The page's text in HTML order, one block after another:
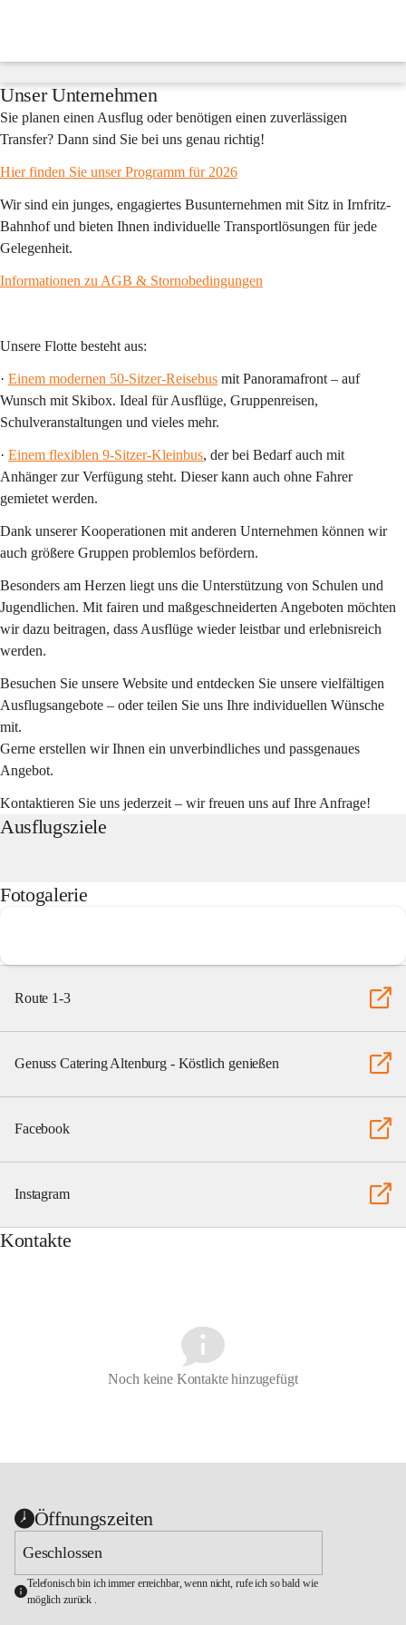
nach
und
mehr...
Unser Unternehmen
Sie planen einen Ausflug oder benötigen einen zuverlässigen
Transfer? Dann sind Sie bei uns genau richtig!
Hier finden Sie unser Programm für 2026
Wir sind ein junges, engagiertes Busunternehmen mit Sitz in Irnfritz-
Bahnhof und bieten Ihnen individuelle Transportlösungen für jede
Gelegenheit.
Informationen zu AGB & Stornobedingungen
Unsere Flotte besteht aus:
· Einem modernen 50-Sitzer-Reisebus mit Panoramafront – auf
Wunsch mit Skibox. Ideal für Ausflüge, Gruppenreisen,
Schulveranstaltungen und vieles mehr.
· Einem flexiblen 9-Sitzer-Kleinbus, der bei Bedarf auch mit
Anhänger zur Verfügung steht. Dieser kann auch ohne Fahrer
gemietet werden.
Dank unserer Kooperationen mit anderen Unternehmen können wir
auch größere Gruppen problemlos befördern.
Besonders am Herzen liegt uns die Unterstützung von Schulen und
Jugendlichen. Mit fairen und maßgeschneiderten Angeboten möchten
wir dazu beitragen, dass Ausflüge wieder leistbar und erlebnisreich
werden.
Besuchen Sie unsere Website und entdecken Sie unsere vielfältigen
Ausflugsangebote – oder teilen Sie uns Ihre individuellen Wünsche
mit.
Gerne erstellen wir Ihnen ein unverbindliches und passgenaues
Angebot.
Kontaktieren Sie uns jederzeit – wir freuen uns auf Ihre Anfrage!
Ausflugsziele
Fotogalerie
Route 1-3
Genuss Catering Altenburg - Köstlich genießen
Facebook
Instagram
Kontakte
Noch keine Kontakte hinzugefügt
Öffnungszeiten
Geschlossen
Telefonisch bin ich immer erreichbar, wenn nicht, rufe ich so bald wie
möglich zurück .